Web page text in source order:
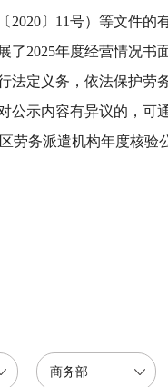
2020〕11号）等文件
了2025年度经营情况
法定义务，依法保护劳
公示内容有异议的，可
劳务派遣机构年度核验
商务部